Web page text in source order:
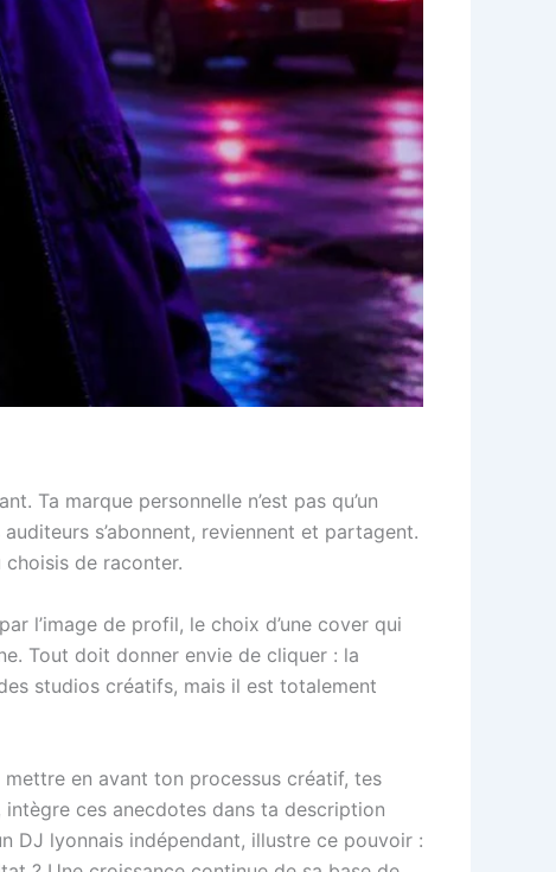
Ta marque personnelle n’est pas qu’un
s’abonnent, reviennent et partagent.
choisis de raconter.
l’image de profil, le choix d’une cover qui
Tout doit donner envie de cliquer : la
studios créatifs, mais il est totalement
en avant ton processus créatif, tes
ces anecdotes dans ta description
DJ lyonnais indépendant, illustre ce pouvoir :